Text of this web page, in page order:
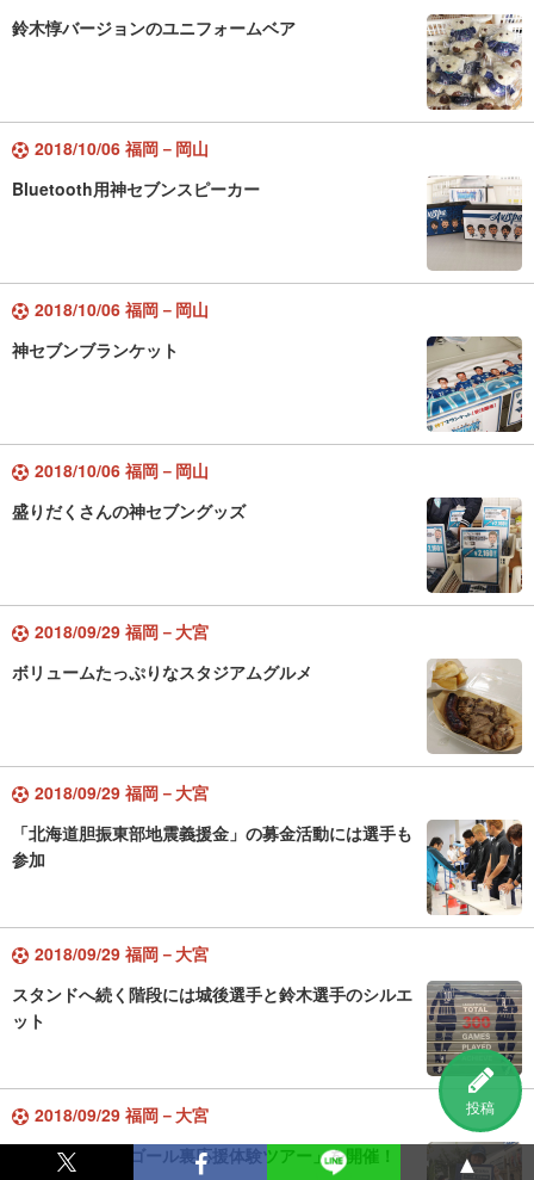
投稿
鈴木惇バージョンのユニフォームベア
2018/10/06 福岡－岡山
Bluetooth用神セブンスピーカー
2018/10/06 福岡－岡山
神セブンブランケット
2018/10/06 福岡－岡山
盛りだくさんの神セブングッズ
2018/09/29 福岡－大宮
ボリュームたっぷりなスタジアムグルメ
2018/09/29 福岡－大宮
「北海道胆振東部地震義援金」の募金活動には選手も
参加
2018/09/29 福岡－大宮
スタンドへ続く階段には城後選手と鈴木選手のシルエ
ット
2018/09/29 福岡－大宮
「初めての方のゴール裏応援体験ツアー」を開催！
▲